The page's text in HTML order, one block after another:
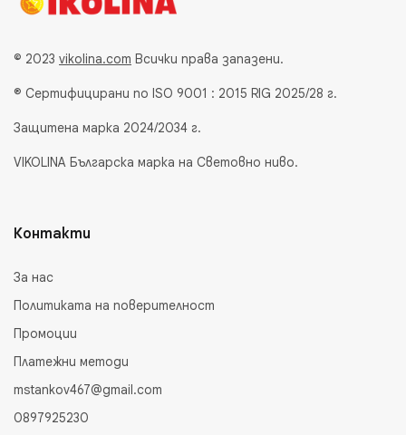
© 2023 vikolina.com Всички права запазени.
® Сертифицирани по ISO 9001 : 2015 RIG 2025/28 г.
Защитена марка 2024/2034 г.
VIKOLINA Българска марка на Световно ниво.
Контакти
За нас
Политиката на поверителност
Промоции
Платежни методи
mstankov467@gmail.com
0897925230